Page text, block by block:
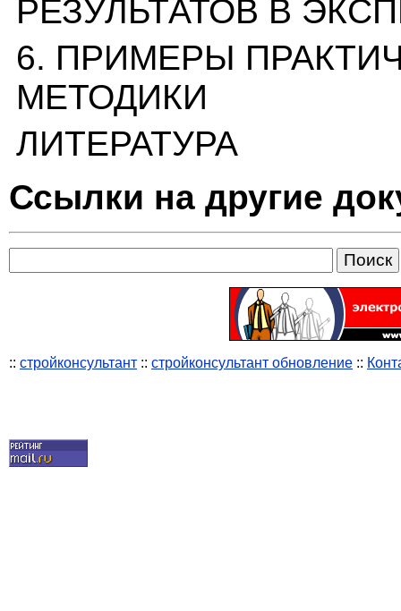
РЕЗУЛЬТАТОВ В
6. ПРИМЕРЫ
МЕТОДИКИ
ЛИТЕРАТУРА
Ссылки на другие
:: стройконсультант :: стройконсультант обновление ::